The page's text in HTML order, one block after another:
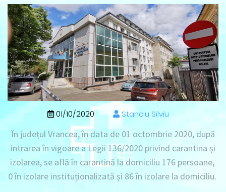
01/10/2020 Stanciu Silviu
În județul Vrancea, în data de 01 octombrie 2020, după
intrarea în vigoare a Legii 136/2020 privind carantina și
izolarea, se află în carantină la domiciliu 176 persoane,
0 în izolare instituționalizată și 86 în izolare la domiciliu.